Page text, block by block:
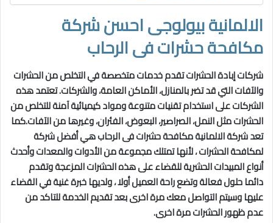
الالمانيةبيولوجى احسن شركة
مكافحة حشرات فى الرحاب
شركات إبادة الحشرات تقدم خدمات متخصصة في التخلص من الحشرات
والآفات التي قد تضر بالمنازل، الأماكن العامة، والشركات. تعتمد هذه
الشركات على استخدام تقنيات متنوعة ومواد كيميائية آمنة للتخلص من
الحشرات مثل النمل، الصراصير، البعوض، الفئران، وغيرها من الآفات.كما
تعد شركةالالمانيةمكافحة حشرات فى الرحاب هي أفضل شركة
لمكافحة الحشرات ، لأنها تمتلك مجموعةمن الأدوات والمعدات وأحدث
أنواع المبيداتالحشرية للقضاء على هذه الحشرات المزعجة وتقدم
دائما حلول فعالة وتضع راحة العميل أولا، ولديها خبرة غنية في القضاء
عليها وسيتم التواصل معك مرة اخرى بعد تقديم الخدمة للتاكد من
عدم ظهور الحشرات مرة اخرى.